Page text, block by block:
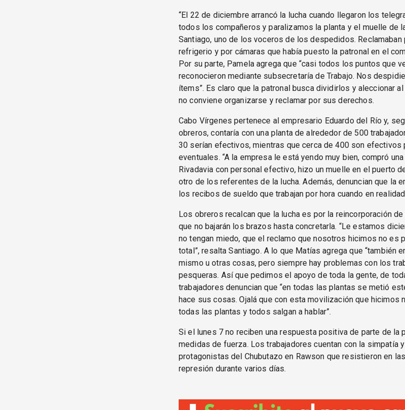
“El 22 de diciembre arrancó la lucha cuando llegaron los
todos los compañeros y paralizamos la planta y el muelle de
Santiago, uno de los voceros de los despedidos. Reclamaban
refrigerio y por cámaras que había puesto la patronal en el
Por su parte, Pamela agrega que “casi todos los puntos que
reconocieron mediante subsecretaría de Trabajo. Nos
ítems”. Es claro que la patronal busca dividirlos y aleccionar
no conviene organizarse y reclamar por sus derechos.
Cabo Vírgenes pertenece al empresario Eduardo del Río y,
obreros, contaría con una planta de alrededor de 500
30 serían efectivos, mientras que cerca de 400 son efectivos
eventuales. “A la empresa le está yendo muy bien, compró
Rivadavia con personal efectivo, hizo un muelle en el puerto
otro de los referentes de la lucha. Además, denuncian que la
los recibos de sueldo que trabajan por hora cuando en
Los obreros recalcan que la lucha es por la reincorporación
que no bajarán los brazos hasta concretarla. “Le estamos
no tengan miedo, que el reclamo que nosotros hicimos no es
total”, resalta Santiago. A lo que Matías agrega que “también
mismo u otras cosas, pero siempre hay problemas con los
pesqueras. Así que pedimos el apoyo de toda la gente, de
trabajadores denuncian que “en todas las plantas se metió
hace sus cosas. Ojalá que con esta movilización que hicimos
todas las plantas y todos salgan a hablar”.
Si el lunes 7 no reciben una respuesta positiva de parte de la
medidas de fuerza. Los trabajadores cuentan con la simpatía
protagonistas del Chubutazo en Rawson que resistieron en
represión durante varios días.